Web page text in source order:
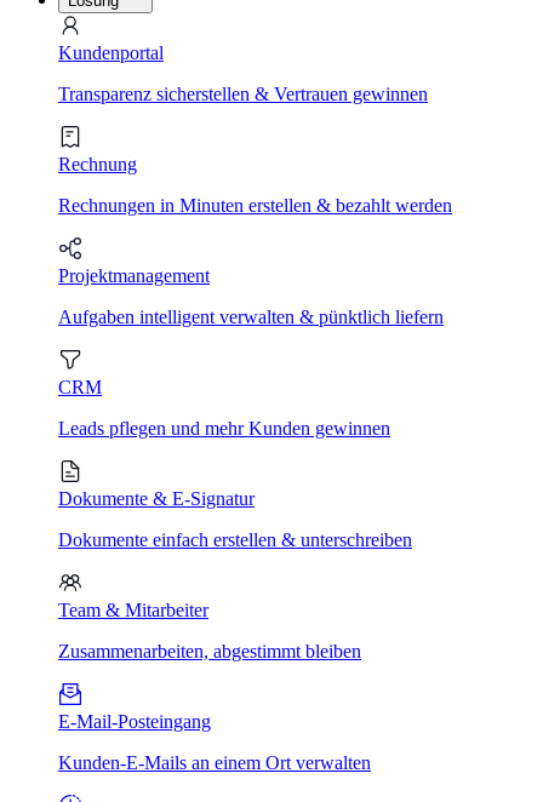
Kundenportal
Transparenz sicherstellen & Vertrauen gewinnen
Rechnung
Rechnungen in Minuten erstellen & bezahlt werden
Projektmanagement
Aufgaben intelligent verwalten & pünktlich liefern
CRM
Leads pflegen und mehr Kunden gewinnen
Dokumente & E-Signatur
Dokumente einfach erstellen & unterschreiben
Team & Mitarbeiter
Zusammenarbeiten, abgestimmt bleiben
E-Mail-Posteingang
Kunden-E-Mails an einem Ort verwalten